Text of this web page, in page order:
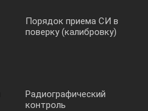
Порядок приема СИ в
поверку (калибровку)
Радиографический
контроль